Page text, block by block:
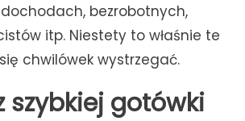
bezrobotnych,
itp. Niestety to właśnie te
chwilówek wystrzegać.
szybkiej gotówki